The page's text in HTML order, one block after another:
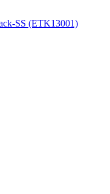
SS (ETK13001)